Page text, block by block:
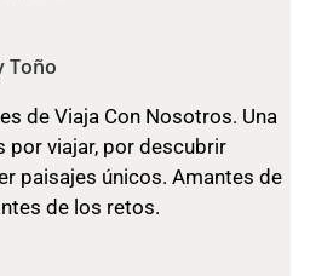
Toño
de Viaja Con Nosotros. Una
por viajar, por descubrir
paisajes únicos. Amantes de
de los retos.